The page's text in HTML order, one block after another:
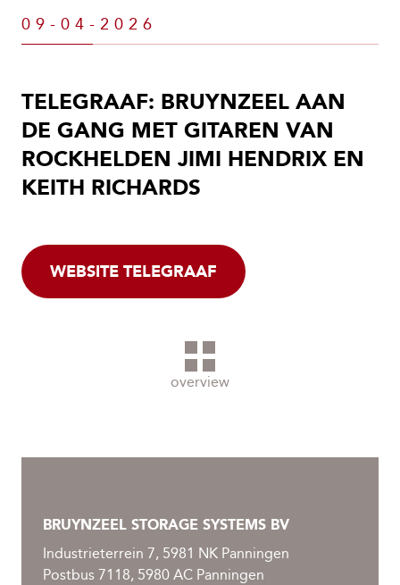
09-04-2026
TELEGRAAF: BRUYNZEEL AAN
DE GANG MET GITAREN VAN
ROCKHELDEN JIMI HENDRIX EN
KEITH RICHARDS
WEBSITE TELEGRAAF
overview
BRUYNZEEL STORAGE SYSTEMS BV
Industrieterrein 7, 5981 NK Panningen
Postbus 7118, 5980 AC Panningen